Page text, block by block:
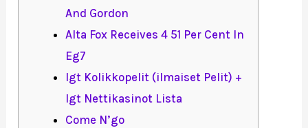
And Gordon
Alta Fox Receives 4 51 Per Cent In
Eg7
Igt Kolikkopelit (ilmaiset Pelit) +
Igt Nettikasinot Lista
Come N’go